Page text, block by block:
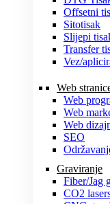
Offsetni
Sitotisak
Slijepi
Transfer
Vez/
Web
Web
Web
Web
SEO
Graviranje
Fiber/Jag
CO2